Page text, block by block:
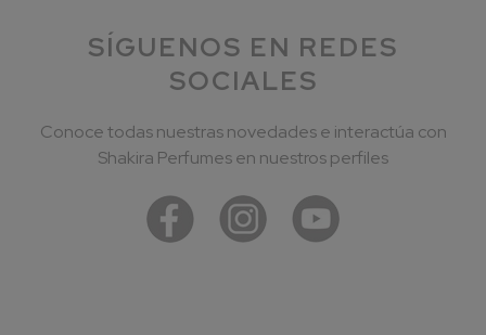
SÍGUENOS EN REDES
SOCIALES
Conoce todas nuestras novedades e interactúa con
Shakira Perfumes en nuestros perfiles